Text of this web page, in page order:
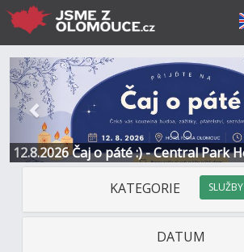
12.8.2026 Čaj o páté :) - Central Park
Předchozí
KATEGORIE SLUŽBY
DATUM